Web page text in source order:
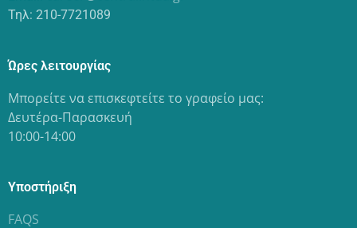
Τηλ: 210-7721089
Ώρες λειτουργίας
Μπορείτε να επισκεφτείτε το γραφείο μας:
Δευτέρα-Παρασκευή
10:00-14:00
Υποστήριξη
FAQS